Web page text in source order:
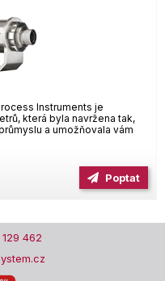
Instruments je
která byla navržena tak,
a umožňovala vám
Poptat
462